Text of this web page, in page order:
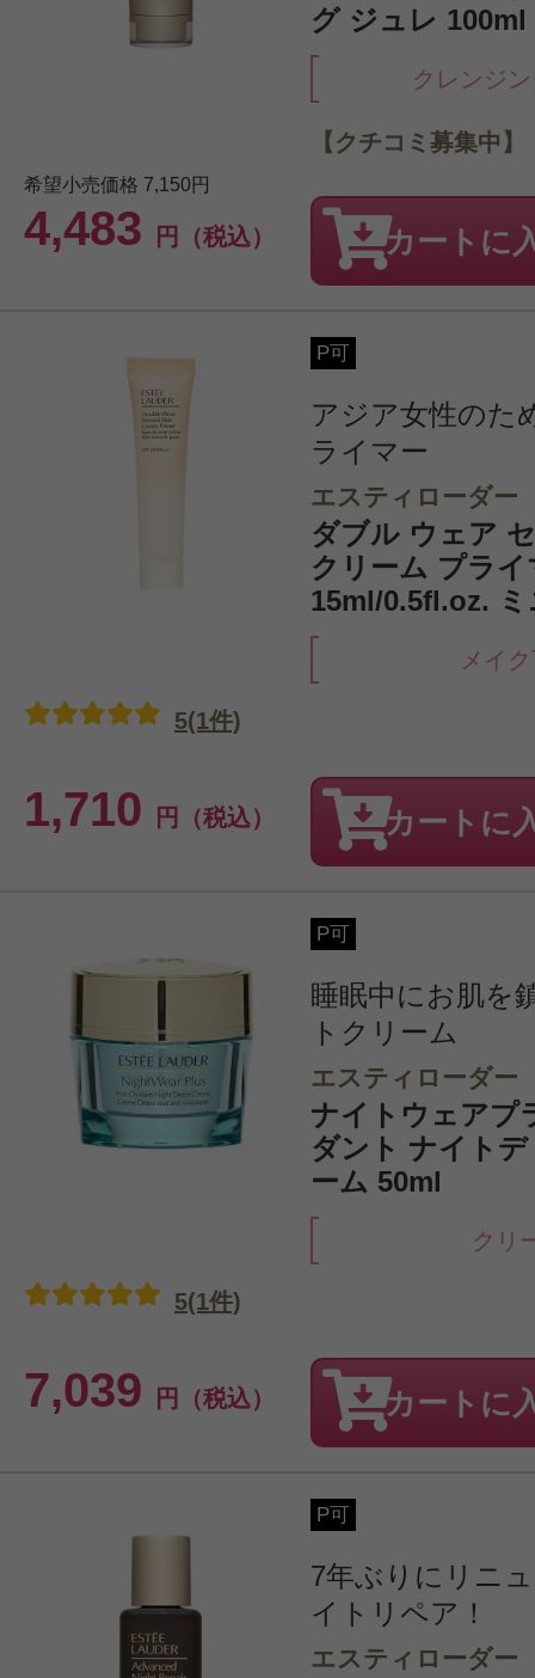
グ ジュレ 100ml
クレンジ
希望小売価格 7,150円
4,483 円（税込）
【クチコミ募集中】
カートに
P可
アジア女性のた
ライマー
エスティローダー
ダブル ウェア
クリーム プライ
15ml/0.5fl.oz.
メイ
1,710 円（税込）
5(1件)
カートに
P可
睡眠中にお肌を
トクリーム
エスティローダー
ナイトウェアプ
ダント ナイト
ーム 50ml
クリ
7,039 円（税込）
5(1件)
カートに
P可
7年ぶりにリニ
イトリペア！
エスティローダー